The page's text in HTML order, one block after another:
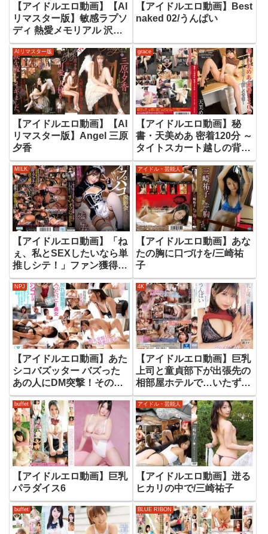
【アイドルエロ動画】【AI
リマスター版】敏感ラプソ
ディ 熱愛メモリアル 沢田
悠理
【アイドルエロ動画】Best
naked 02/うんぱい
AIリマスター版
【アイドルエロ動画】【AI
リマスター版】Angel 三原
夕香
grace
【アイドルエロ動画】秘
書・天美めあ 密着120分 ～
タイトスカート越しの背徳
～
MILK
【アイドルエロ動画】「ね
ぇ、私とSEXしたいなら単
推しシテ！」ファン獲得の
ためなら枕営業も厭わない
即マン地下アイドルのオフ
パコ撮影会 有栖舞衣
アイドル・芸能人
【アイドルエロ動画】あな
たの胸に口づけを/三崎祐
子
NPJ
【アイドルエロ動画】あた
シコバズッター バズった
あの人にDM突撃！そのま
まAV出演交渉してみた！
4K
【アイドルエロ動画】巨乳
上司と童貞部下が出張先の
相部屋ホテルで…いたずら
誘惑を真に受けた部下が何
度も絶倫性交 うんぱい
buffet
【アイドルエロ動画】巨乳
パラダイス6
アイドル・芸能人
【アイドルエロ動画】迸る
ヒカリの中で/三崎祐子
buffet BLUE RIBON